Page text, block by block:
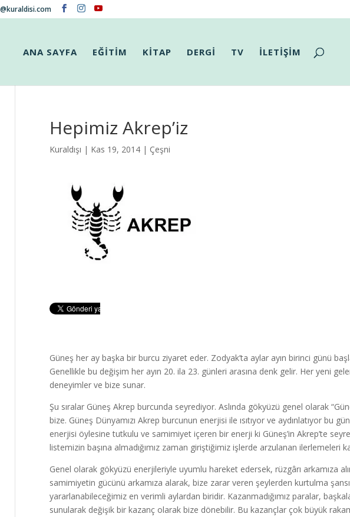
ANA SAYFA EĞİTİM KİTAP DERGİ TV İLETİŞİM
Hepimiz Akrep’iz
Kuraldışı | Kas 19, 2014 | Çeşni
Güneş her ay başka bir burcu ziyaret eder. Zodyak’ta aylar ayın birinci günü
Genellikle bu değişim her ayın 20. ila 23. günleri arasına denk gelir. Her yeni
deneyimler ve bize sunar.
Şu sıralar Güneş Akrep burcunda seyrediyor. Aslında gökyüzü genel olarak
bize. Güneş Dünyamızı Akrep burcunun enerjisi ile ısıtıyor ve aydınlatıyor bu
enerjisi öylesine tutkulu ve samimiyet içeren bir enerji ki Güneş’in Akrep’te
listemizin başına almadığımız zaman giriştiğimiz işlerde arzulanan ilerlemeleri
Genel olarak gökyüzü enerjileriyle uyumlu hareket edersek, rüzgârı arkamıza
samimiyetin gücünü arkamıza alarak, bize zarar veren şeylerden kurtulma
yararlanabileceğimiz en verimli aylardan biridir. Kazanmadığımız paralar,
sunularak değişik bir kazanç olarak bize dönebilir. Bu kazançlar çok büyük